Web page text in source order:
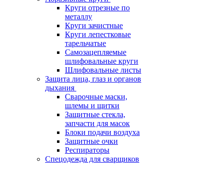
Круги отрезные по
металлу
Круги зачистные
Круги лепестковые
тарельчатые
Самозацепляемые
шлифовальные круги
Шлифовальные листы
Защита лица, глаз и органов
дыхания
Сварочные маски,
шлемы и щитки
Защитные стекла,
запчасти для масок
Блоки подачи воздуха
Защитные очки
Респираторы
Спецодежда для сварщиков